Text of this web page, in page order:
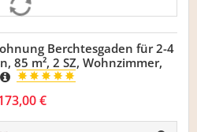
Berchtesgaden für 2-4
85 m², 2 SZ, Wohnzimmer,
€